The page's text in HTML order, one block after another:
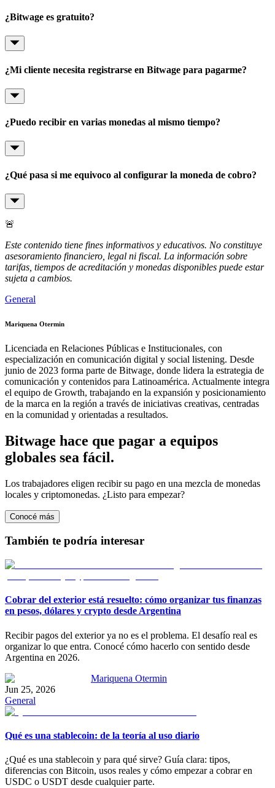
¿Bitwage es gratuito?
¿Mi cliente necesita registrarse en Bitwage para pagarme?
¿Puedo recibir en varias monedas al mismo tiempo?
¿Qué pasa si me equivoco al configurar la moneda de cobro?
🚨
Este contenido tiene fines informativos y educativos. No constituye
asesoramiento financiero, legal ni fiscal. La información sobre
tarifas, tiempos de acreditación y monedas disponibles puede estar
sujeta a cambios.
General
Mariquena Otermin
Licenciada en Relaciones Públicas e Institucionales, con
especialización en comunicación digital y social listening. Desde
junio de 2023 forma parte de Bitwage, donde lidera la estrategia de
comunicación y contenidos para Latinoamérica. Actualmente integra
el equipo de Growth, trabajando en la expansión y posicionamiento
de la marca en la región a través de iniciativas creativas, centradas
en la comunidad y orientadas a resultados.
Bitwage hace que pagar a equipos
globales sea fácil.
Los trabajadores eligen recibir su pago en una mezcla de monedas
locales y criptomonedas. ¿Listo para empezar?
Conocé más
También te podría interesar
Cobrar del exterior está resuelto: cómo organizar tus finanzas
en pesos, dólares y crypto desde Argentina
Recibir pagos del exterior ya no es el problema. El desafío real es
organizar lo que entra. Conocé cómo hacerlo con sentido desde
Argentina en 2026.
Mariquena Otermin
Jun 25, 2026
General
Qué es una stablecoin: de la teoría al uso diario
¿Qué es una stablecoin y para qué sirve? Guía clara: tipos,
diferencias con Bitcoin, usos reales y cómo empezar a cobrar en
USDC o USDT desde cualquier parte.